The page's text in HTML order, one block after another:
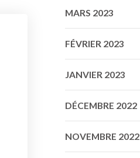
MARS 2023
FÉVRIER 2023
JANVIER 2023
DÉCEMBRE 2022
NOVEMBRE 2022